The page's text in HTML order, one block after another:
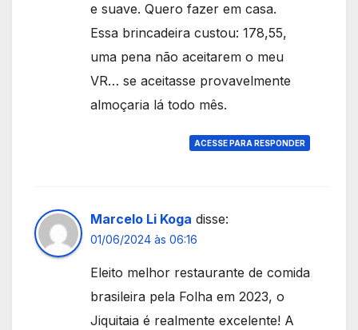
e suave. Quero fazer em casa.
Essa brincadeira custou: 178,55,
uma pena não aceitarem o meu
VR… se aceitasse provavelmente
almoçaria lá todo mês.
ACESSE PARA RESPONDER
Marcelo Li Koga disse:
01/06/2024 às 06:16
Eleito melhor restaurante de comida
brasileira pela Folha em 2023, o
Jiquitaia é realmente excelente! A